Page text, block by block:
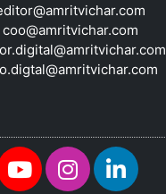
coo@amritvichar.com